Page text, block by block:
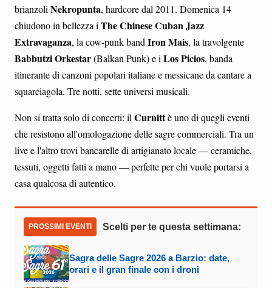
brianzoli Nekropunta, hardcore dal 2011. Domenica 14
chiudono in bellezza i The Chinese Cuban Jazz
Extravaganza, la cow-punk band Iron Mais, la travolgente
Babbutzi Orkestar(Balkan Punk) e i Los Picios, banda
itinerante di canzoni popolari italiane e messicane da cantare a
squarciagola. Tre notti, sette universi musicali.
Non si tratta solo di concerti: il Curnittè uno di quegli eventi
che resistono all'omologazione delle sagre commerciali. Tra un
live e l'altro trovi bancarelle di artigianato locale — ceramiche,
tessuti, oggetti fatti a mano — perfette per chi vuole portarsi a
casa qualcosa di autentico.
PROSSIMI EVENTI Scelti per te questa settimana:
Sagra delle Sagre 2026 a Barzio: date,
orari e il gran finale con i droni